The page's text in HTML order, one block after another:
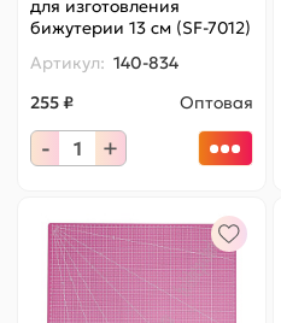
для изготовления
бижутерии 13 см (SF-7012)
Артикул: 140-834
255 ₽
Оптовая
- +